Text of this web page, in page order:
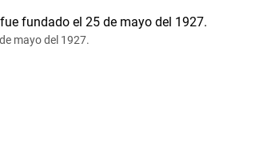
mayo del 1927.